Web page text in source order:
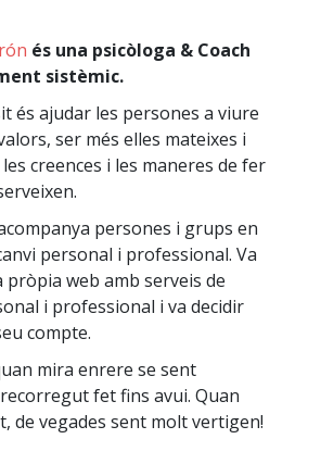
és una psicòloga & Coach
sistèmic.
és ajudar les persones a viure
ser més elles mateixes i
creences i les maneres de fer
persones i grups en
personal i professional. Va
pròpia web amb serveis de
i professional i va decidir
compte.
mira enrere se sent
fet fins avui. Quan
de vegades sent molt vertigen!